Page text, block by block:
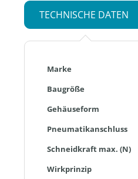
TECHNISCHE DATEN
Mehr
Marke
Baugröße
Gehäuseform
Pneumatikanschluss
Schneidkraft max. (N)
Wirkprinzip